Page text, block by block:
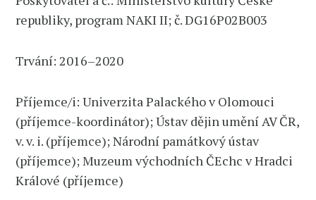
republiky, program NAKI II; č. DG16P02B003
Trvání: 2016–2020
Příjemce/i: Univerzita Palackého v Olomouci
(příjemce-koordinátor); Ústav dějin umění AV ČR,
v. v. i. (příjemce); Národní památkový ústav
(příjemce); Muzeum východních ČEchc v Hradci
Králové (příjemce)